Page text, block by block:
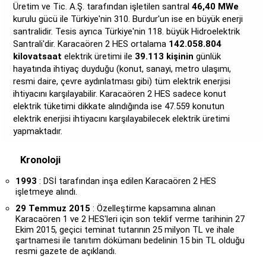
Üretim ve Tic. A.Ş. tarafından işletilen santral46,40 MWe
kurulu gücü ile Türkiye'nin 310. Burdur'un ise en büyük enerji
santralidir. Tesis ayrıca Türkiye'nin 118. büyük Hidroelektrik
Santrali'dir. Karacaören 2 HES ortalama 142.058.804
kilovatsaat elektrik üretimi ile 39.113 kişinin günlük
hayatında ihtiyaç duyduğu (konut, sanayi, metro ulaşımı,
resmi daire, çevre aydınlatması gibi) tüm elektrik enerjisi
ihtiyacını karşılayabilir. Karacaören 2 HES sadece konut
elektrik tüketimi dikkate alındığında ise 47.559 konutun
elektrik enerjisi ihtiyacını karşılayabilecek elektrik üretimi
yapmaktadır.
Kronoloji
1993 : DSİ tarafından inşa edilen Karacaören 2 HES
işletmeye alındı.
29 Temmuz 2015 : Özelleştirme kapsamına alınan
Karacaören 1 ve 2 HES'leri için son teklif verme tarihinin 27
Ekim 2015, geçici teminat tutarının 25 milyon TL ve ihale
şartnamesi ile tanıtım dökümanı bedelinin 15 bin TL olduğu
resmi gazete de açıklandı.